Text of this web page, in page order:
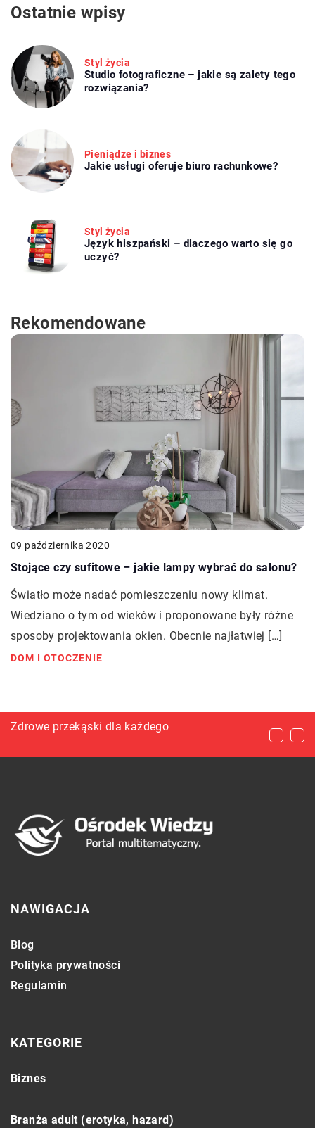
Ostatnie wpisy
Styl życia
Studio fotograficzne – jakie są zalety tego
rozwiązania?
Pieniądze i biznes
Jakie usługi oferuje biuro rachunkowe?
Styl życia
Język hiszpański – dlaczego warto się go
uczyć?
Rekomendowane
09 października 2020
Stojące czy sufitowe – jakie lampy wybrać do salonu?
Światło może nadać pomieszczeniu nowy klimat.
Wiedziano o tym od wieków i proponowane były różne
sposoby projektowania okien. Obecnie najłatwiej […]
DOM I OTOCZENIE
Pierwszy sklep internetowy – jak się za to
Zdrowe przekąski dla każdego
Najlepsze sposoby na przeziębienie
NAWIGACJA
Blog
Polityka prywatności
Regulamin
KATEGORIE
Biznes
Branża adult (erotyka, hazard)